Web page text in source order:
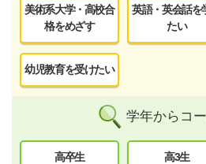
美術系大学・高校合
格をめざす
英語・英会話を
たい
幼児教育を受けたい
学年からコ
高卒生 高3生